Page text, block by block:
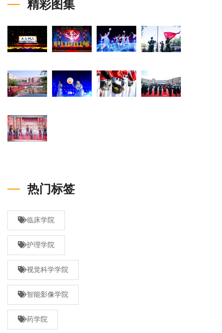
精彩图集
热门标签
临床学院
护理学院
视觉科学学院
智能影像学院
药学院